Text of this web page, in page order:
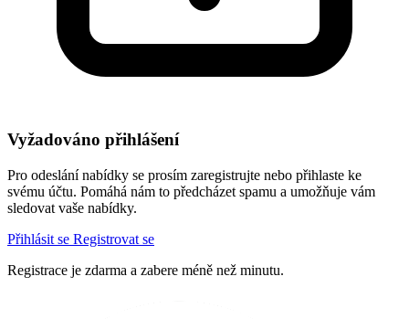
Vyžadováno přihlášení
Pro odeslání nabídky se prosím zaregistrujte nebo přihlaste ke
svému účtu. Pomáhá nám to předcházet spamu a umožňuje vám
sledovat vaše nabídky.
Přihlásit se Registrovat se
Registrace je zdarma a zabere méně než minutu.